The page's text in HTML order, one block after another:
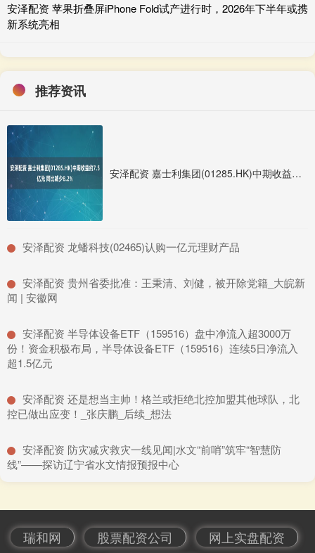
安泽配资 苹果折叠屏iPhone Fold试产进行时，2026年下半年或携
新系统亮相
推荐资讯
安泽配资 嘉士利集团(01285.HK)中期收益约7.5亿元 同比减少8.2%
​安泽配资 龙蟠科技(02465)认购一亿元理财产品
​安泽配资 贵州省委批准：王秉清、刘健，被开除党籍_大皖新
闻 | 安徽网
​安泽配资 半导体设备ETF（159516）盘中净流入超3000万
份！资金积极布局，半导体设备ETF（159516）连续5日净流入
超1.5亿元
​安泽配资 还是想当主帅！格兰或拒绝北控加盟其他球队，北
控已做出应变！_张庆鹏_后续_想法
​安泽配资 防灾减灾救灾一线见闻|水文“前哨”筑牢“智慧防
线”——探访辽宁省水文情报预报中心
瑞和网 股票配资公司 网上实盘配资